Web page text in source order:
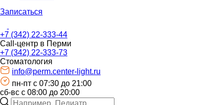
Записаться
+7 (342) 22-333-44
Call-центр в Перми
+7 (342) 22-333-73
Стоматология
info@perm.center-light.ru
пн-пт c 07:30 до 21:00
сб-вс с 08:00 до 20:00